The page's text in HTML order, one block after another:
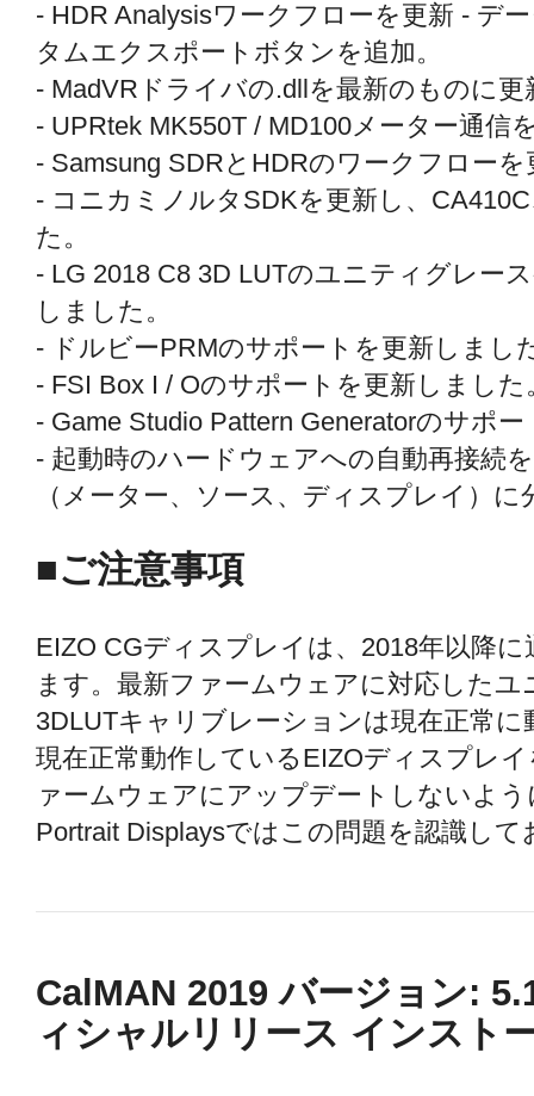
- HDR Analysisワークフローを更新 - デ
タムエクスポートボタンを追加。
- MadVRドライバの.dllを最新のものに
- UPRtek MK550T / MD100メーター通信
- Samsung SDRとHDRのワークフロー
- コニカミノルタSDKを更新し、
た。
- LG 2018 C8 3D LUTのユニティグレー
しました。
- ドルビーPRMのサポートを更新しまし
- FSI Box I / Oのサポートを更新しました
- Game Studio Pattern Generatorのサポ
- 起動時のハードウェアへの自動再接続
（メーター、ソース、ディスプレイ）に
■ご注意事項
EIZO CGディスプレイは、2018年以降
ます。最新ファームウェアに対応した
3DLUTキャリブレーションは現在正常に
現在正常動作しているEIZOディスプレ
ァームウェアにアップデートしないよ
Portrait Displaysではこの問題を認識し
CalMAN 2019 バージョン:
ィシャルリリース インスト